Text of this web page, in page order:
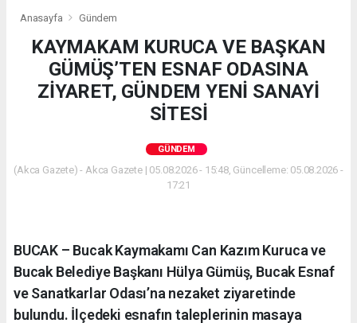
Anasayfa Gündem
KAYMAKAM KURUCA VE BAŞKAN
GÜMÜŞ’TEN ESNAF ODASINA
ZİYARET, GÜNDEM YENİ SANAYİ
SİTESİ
GÜNDEM
(Akca Gazete) - Akca Gazete | 05.08.2026 - 15:48, Güncelleme: 05.08.2026 -
17:21
BUCAK – Bucak Kaymakamı Can Kazım Kuruca ve
Bucak Belediye Başkanı Hülya Gümüş, Bucak Esnaf
ve Sanatkarlar Odası’na nezaket ziyaretinde
bulundu. İlçedeki esnafın taleplerinin masaya